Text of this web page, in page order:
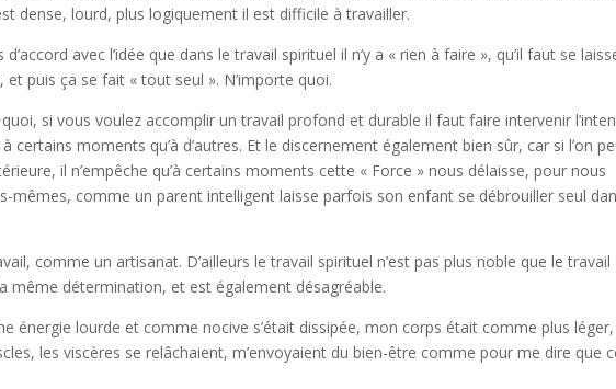
dense, lourd, plus logiquement il est difficile à travailler.
avec l’idée que dans le travail spirituel il n’y a « rien à faire », qu’il faut se
puis ça se fait « tout seul ». N’importe quoi.
si vous voulez accomplir un travail profond et durable il faut faire intervenir
certains moments qu’à d’autres. Et le discernement également bien sûr, car si l’on
il n’empêche qu’à certains moments cette « Force » nous délaisse, pour nous
mêmes, comme un parent intelligent laisse parfois son enfant se débrouiller seul
comme un artisanat. D’ailleurs le travail spirituel n’est pas plus noble que le travail
même détermination, et est également désagréable.
énergie lourde et comme nocive s’était dissipée, mon corps était comme plus
les viscères se relâchaient, m’envoyaient du bien-être comme pour me dire que